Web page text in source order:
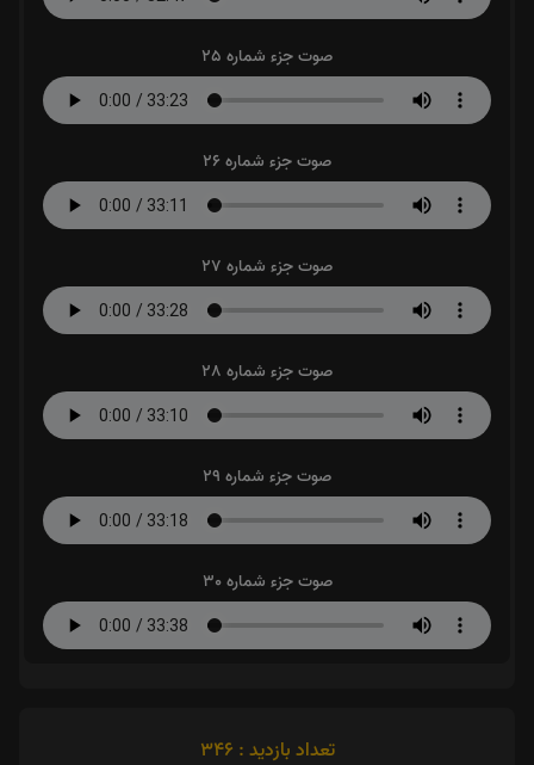
صوت جزء شماره 25
صوت جزء شماره 26
صوت جزء شماره 27
صوت جزء شماره 28
صوت جزء شماره 29
صوت جزء شماره 30
تعداد بازدید : 346